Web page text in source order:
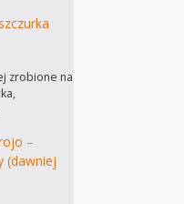
zrobione na
–
(dawniej